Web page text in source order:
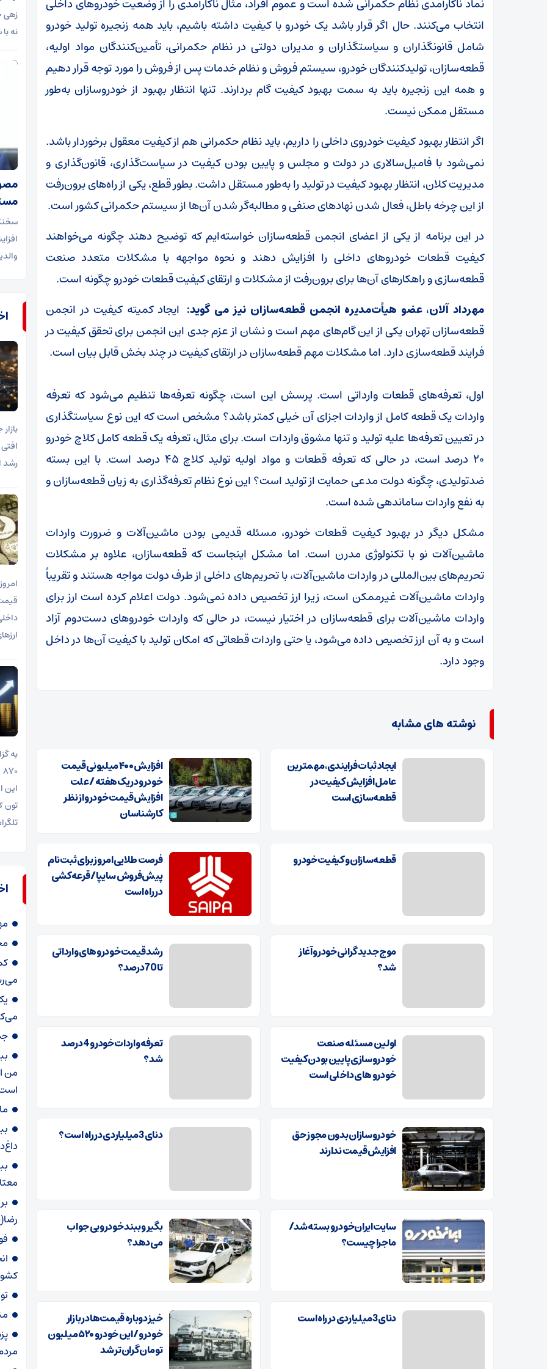
نماد ناکارآمدی نظام حکمرانی شده است و عموم افراد، مثال ناکارآمدی را از وضعیت خودروهای داخلی
انتخاب می‌کنند. حال اگر قرار باشد یک خودرو با کیفیت داشته باشیم، باید همه زنجیره تولید خودرو
شامل قانونگذاران و سیاستگذاران و مدیران دولتی در نظام حکمرانی، تأمین‌کنندگان مواد اولیه،
قطعه‌سازان، تولیدکنندگان خودرو، سیستم فروش و نظام خدمات پس از فروش را مورد توجه قرار دهیم
و همه این زنجیره باید به سمت بهبود کیفیت گام بردارند. تنها انتظار بهبود از خودروسازان به‌طور
مستقل ممکن نیست.
اگر انتظار بهبود کیفیت خودروی داخلی را داریم، باید نظام حکمرانی هم از کیفیت معقول برخوردار باشد.
نمی‌شود با فامیل‌سالاری در دولت و مجلس و پایین بودن کیفیت در سیاست‌گذاری، قانون‌گذاری و
مدیریت کلان، انتظار بهبود کیفیت در تولید را به‌طور مستقل داشت. بطور قطع، یکی از راه‌های برون‌رفت
از این چرخه باطل، فعال شدن نهادهای صنفی و مطالبه‌گر شدن آن‌ها از سیستم حکمرانی کشور است.
در این برنامه از یکی از اعضای انجمن قطعه‌سازان خواسته‌ایم که توضیح دهند چگونه می‌خواهند
کیفیت قطعات خودروهای داخلی را افزایش دهند و نحوه مواجهه با مشکلات متعدد صنعت
قطعه‌سازی و راهکارهای آن‌ها برای برون‌رفت از مشکلات و ارتقای کیفیت قطعات خودرو چگونه است.
مهرداد آلان، عضو هیأت‌مدیره انجمن قطعه‌سازان نیز می گوید: ایجاد کمیته کیفیت در انجمن
قطعه‌سازان تهران یکی از این گام‌های مهم است و نشان از عزم جدی این انجمن برای تحقق کیفیت در
فرایند قطعه‌سازی دارد. اما مشکلات مهم قطعه‌سازان در ارتقای کیفیت در چند بخش قابل بیان است.
اول، تعرفه‌های قطعات وارداتی است. پرسش این است، چگونه تعرفه‌ها تنظیم می‌شود که تعرفه
واردات یک قطعه کامل از واردات اجزای آن خیلی کمتر باشد؟ مشخص است که این نوع سیاستگذاری
در تعیین تعرفه‌ها علیه تولید و تنها مشوق واردات است. برای مثال، تعرفه یک قطعه کامل کلاچ خودرو
۲۰ درصد است، در حالی که تعرفه قطعات و مواد اولیه تولید کلاچ ۴۵ درصد است. با این بسته
ضدتولیدی، چگونه دولت مدعی حمایت از تولید است؟ این نوع نظام تعرفه‌گذاری به زیان قطعه‌سازان و
به نفع واردات ساماندهی شده است.
مشکل دیگر در بهبود کیفیت قطعات خودرو، مسئله قدیمی بودن ماشین‌آلات و ضرورت واردات
ماشین‌آلات نو با تکنولوژی مدرن است. اما مشکل اینجاست که قطعه‌سازان، علاوه بر مشکلات
تحریم‌های بین‌المللی در واردات ماشین‌آلات، با تحریم‌های داخلی از طرف دولت مواجه هستند و تقریباً
واردات ماشین‌آلات غیرممکن است، زیرا ارز تخصیص داده نمی‌شود. دولت اعلام کرده است ارز برای
واردات ماشین‌آلات برای قطعه‌سازان در اختیار نیست، در حالی که واردات خودروهای دست‌دوم آزاد
است و به آن ارز تخصیص داده می‌شود، یا حتی واردات قطعاتی که امکان تولید با کیفیت آن‌ها در داخل
وجود دارد.
نوشته های مشابه
ایجاد ثبات فرایندی، مهمترین
عامل افزایش کیفیت در
قطعه‌سازی است
افزایش ۴۰۰ میلیونی قیمت
خودرو در یک هفته / علت
افزایش قیمت خودرو از نظر
کارشناسان
قطعه‌سازان و کیفیت خودرو
فرصت طلایی امروز برای ثبت‌نام
پیش‌فروش سایپا/ قرعه‌کشی
در راه است
موج جدید گرانی خودرو آغاز
شد؟
رشد قیمت خودروهای وارداتی
تا 70 درصد؟
اولین مسئله صنعت
خودروسازی پایین بودن کیفیت
خودرو های داخلی است
تعرفه واردات خودرو 4 درصد
شد؟
خودروسازان بدون مجوز حق
افزایش قیمت ندارند
دنای 3 میلیاردی در راه است؟
سایت ایران‌خودرو بسته شد/
ماجرا چیست؟
بگیر و ببند خودرویی جواب
می‌دهد؟
دنای 3 میلیاردی در راه است
خیز دوباره قیمت‌ها در بازار
خودرو/ این خودرو ۵۲۰ میلیون
تومان گران‌تر شد
زهی
نه
رشد
این
من
کشور از